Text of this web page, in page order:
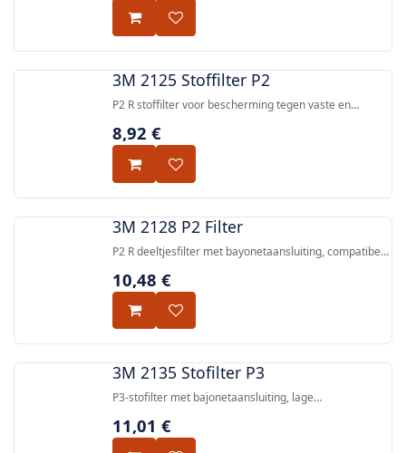
3M 2125 Stoffilter P2
P2 R stoffilter voor bescherming tegen vaste en
series ademhalingsmaskers, met bajonetaansluiting.
8,92 €
3M 2128 P2 Filter
P2 R deeltjesfilter met bayonetaansluiting, compatibel
volgelaatsmaskers, goedgekeurd volgens EN
10,48 €
3M 2135 Stofilter P3
P3-stofilter met bajonetaansluiting, lage
volgens EN 149:2001+A1:2009.
11,01 €